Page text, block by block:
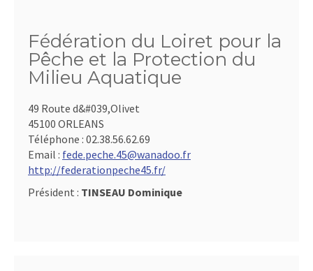
Fédération du Loiret pour la
Pêche et la Protection du
Milieu Aquatique
49 Route d&#039,Olivet
45100 ORLEANS
Téléphone : 02.38.56.62.69
Email : fede.peche.45@wanadoo.fr
http://federationpeche45.fr/
Président : TINSEAU Dominique